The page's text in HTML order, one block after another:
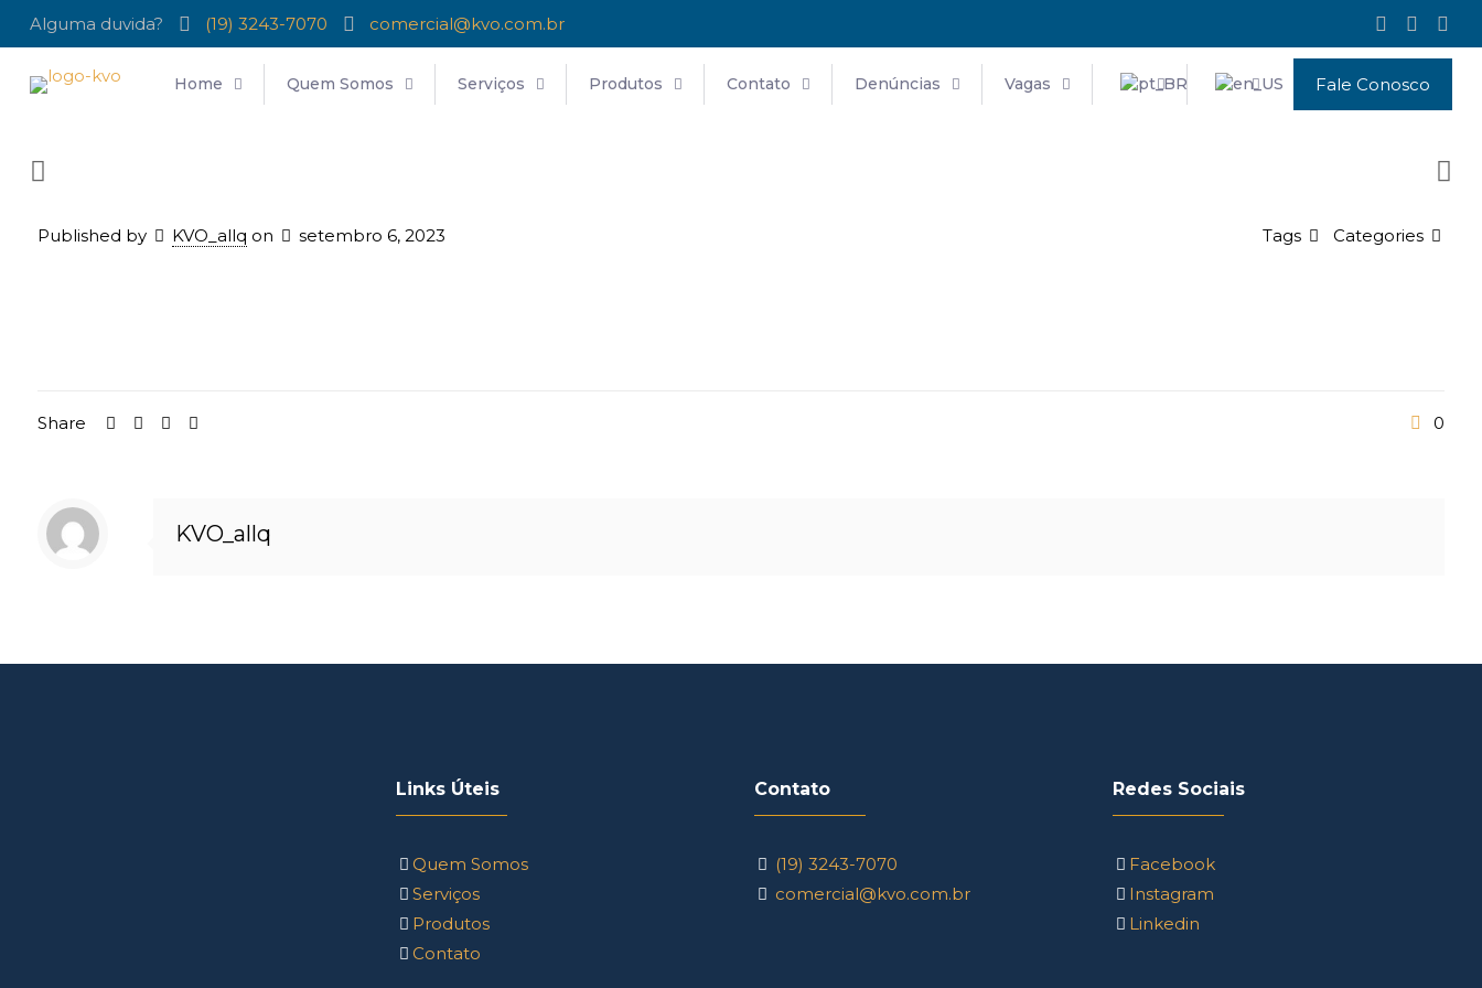
Alguma duvida? (19) 3243-7070 comercial@kvo.com.br
Home Quem Somos Serviços Produtos Contato Denúncias Vagas Fale Conosco
Published by KVO_allq on setembro 6, 2023 Categories
Tags
Share 0
KVO_allq
Links Úteis
Quem Somos
Serviços
Produtos
Contato
Contato
(19) 3243-7070
comercial@kvo.com.br
Redes Sociais
Facebook
Instagram
Linkedin